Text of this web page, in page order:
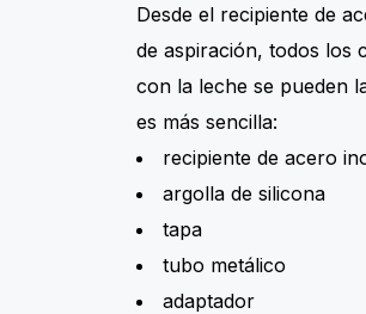
Desde el recipiente de
de aspiración, todos los
con la leche se pueden
es más sencilla:
recipiente de acero
argolla de silicona
tapa
tubo metálico
adaptador